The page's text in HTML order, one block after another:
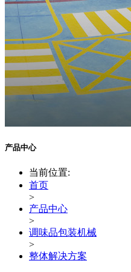
产品中心
当前位置:
首页
>
产品中心
>
调味品包装机械
>
整体解决方案